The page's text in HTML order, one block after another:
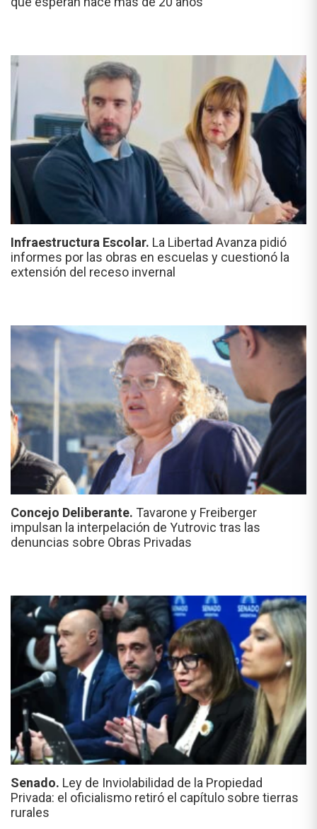
Infraestructura Escolar. La Libertad Avanza pidió
informes por las obras en escuelas y cuestionó la
extensión del receso invernal
Concejo Deliberante. Tavarone y Freiberger
impulsan la interpelación de Yutrovic tras las
denuncias sobre Obras Privadas
Senado. Ley de Inviolabilidad de la Propiedad
Privada: el oficialismo retiró el capítulo sobre tierras
rurales